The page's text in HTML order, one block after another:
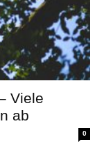
Viele
ab
0